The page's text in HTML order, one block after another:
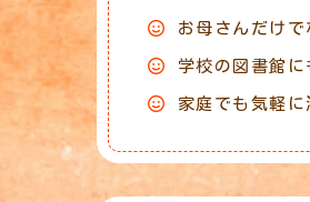
お母さんだけで
学校の図書館
家庭でも気軽